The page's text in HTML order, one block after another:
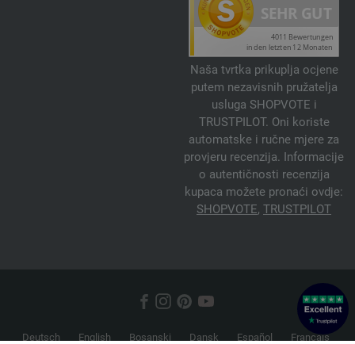
Naša tvrtka prikuplja ocjene
putem nezavisnih pružatelja
usluga SHOPVOTE i
TRUSTPILOT. Oni koriste
automatske i ručne mjere za
provjeru recenzija. Informacije
o autentičnosti recenzija
kupaca možete pronaći ovdje:
SHOPVOTE, TRUSTPILOT
Deutsch English Bosanski Dansk Español Français